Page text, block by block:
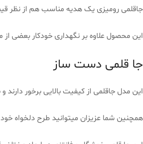
جاقلمی رومیزی یک هدیه مناسب هم از نظر
این محصول علاوه بر نگهداری خودکار بعضی
جا قلمی دست ساز
این مدل جاقلمی از کیفیت بالایی برخور
همچنین شما عزیزان میتوانید طرح دلخواه